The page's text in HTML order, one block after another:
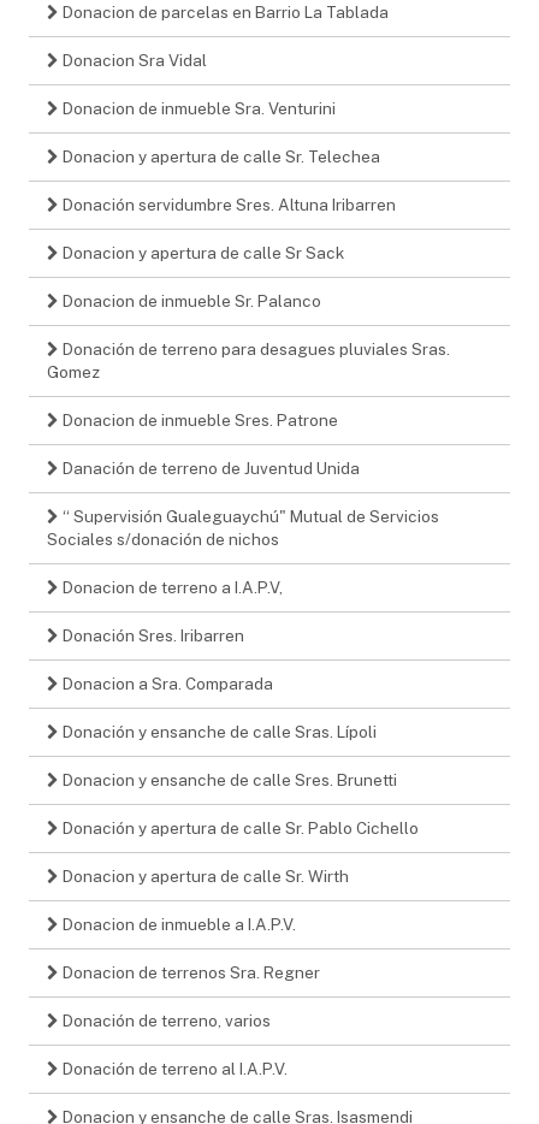
Donacion de parcelas en Barrio La Tablada
Donacion Sra Vidal
Donacion de inmueble Sra. Venturini
Donacion y apertura de calle Sr. Telechea
Donación servidumbre Sres. Altuna Iribarren
Donacion y apertura de calle Sr Sack
Donacion de inmueble Sr. Palanco
Donación de terreno para desagues pluviales Sras.
Gomez
Donacion de inmueble Sres. Patrone
Danación de terreno de Juventud Unida
“ Supervisión Gualeguaychú" Mutual de Servicios
Sociales s/donación de nichos
Donacion de terreno a I.A.P.V,
Donación Sres. Iribarren
Donacion a Sra. Comparada
Donación y ensanche de calle Sras. Lípoli
Donacion y ensanche de calle Sres. Brunetti
Donación y apertura de calle Sr. Pablo Cichello
Donacion y apertura de calle Sr. Wirth
Donacion de inmueble a I.A.P.V.
Donacion de terrenos Sra. Regner
Donación de terreno, varios
Donación de terreno al I.A.P.V.
Donacion y ensanche de calle Sras. Isasmendi